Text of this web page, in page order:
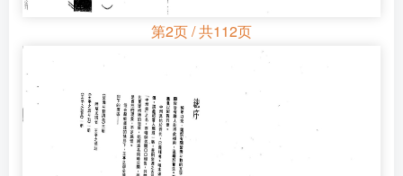
第2页 / 共112页